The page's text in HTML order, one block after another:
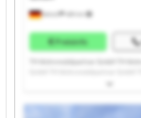
Ketsch
Preisinfo
TH Wohnmobilpartner GmbH TH
Wohnmobilpartner GmbH TH
Wohnmobilpartner GmbH TH